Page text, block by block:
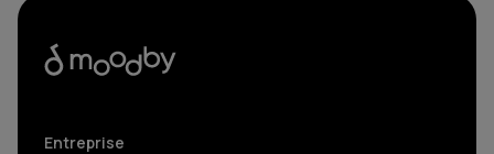
Entreprise